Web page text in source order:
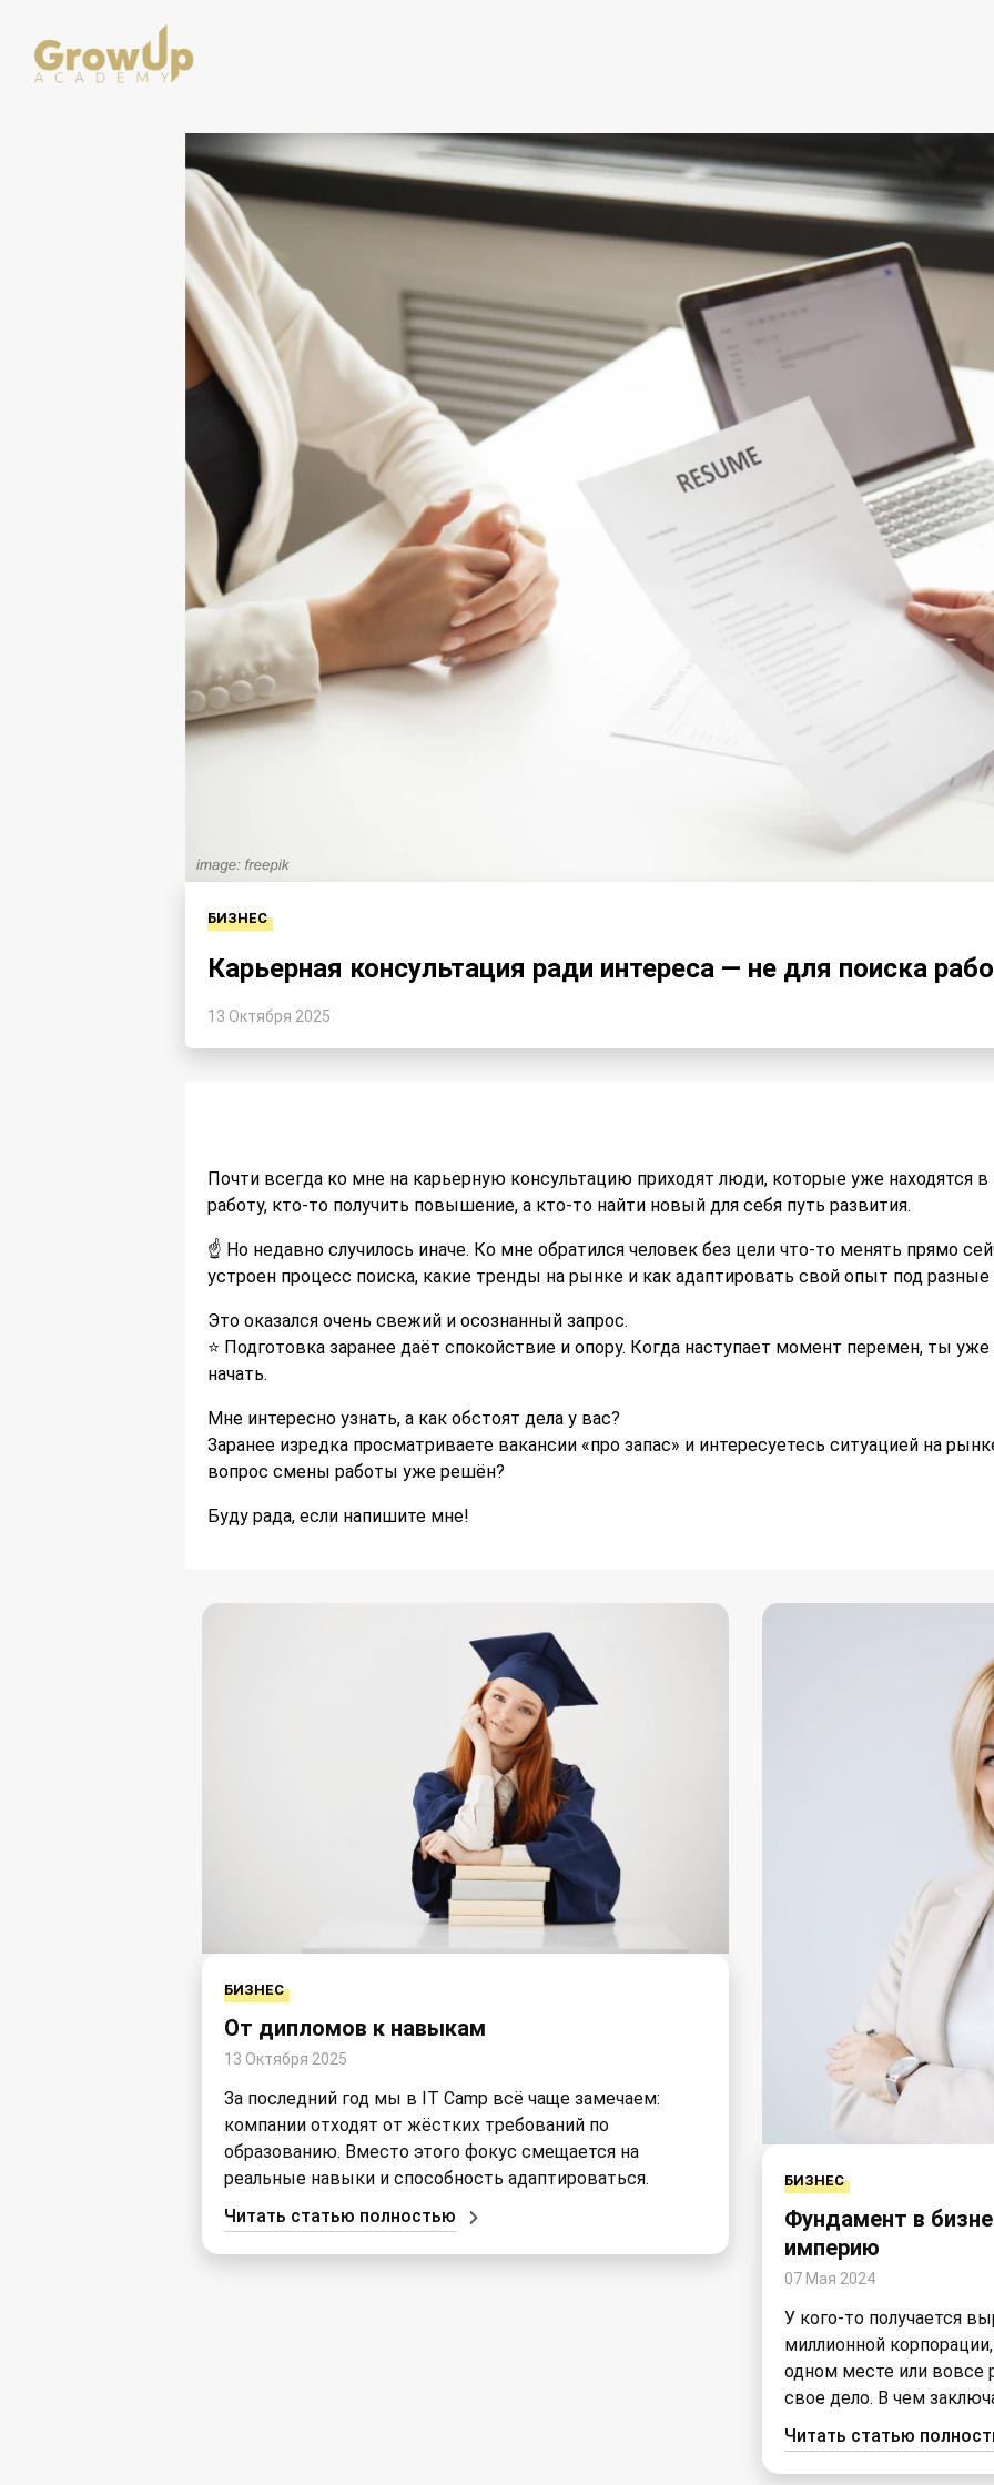
БИЗНЕС
Карьерная консультация ради интереса — не для поиска
13 Октября 2025
Почти всегда ко мне на карьерную консультацию приходят люди, которые уже находятся
работу, кто-то получить повышение, а кто-то найти новый для себя путь развития.
☝️ Но недавно случилось иначе. Ко мне обратился человек без цели что-то менять прямо
устроен процесс поиска, какие тренды на рынке и как адаптировать свой опыт под
Это оказался очень свежий и осознанный запрос.
⭐️ Подготовка заранее даёт спокойствие и опору. Когда наступает момент перемен, ты
начать.
Мне интересно узнать, а как обстоят дела у вас?
Заранее изредка просматриваете вакансии «про запас» и интересуетесь ситуацией на
вопрос смены работы уже решён?
Буду рада, если напишите мне!
БИЗНЕС
От дипломов к навыкам
13 Октября 2025
За последний год мы в IT Camp всё чаще замечаем:
компании отходят от жёстких требований по
образованию. Вместо этого фокус смещается на
реальные навыки и способность адаптироваться.
Читать статью полностью
БИЗНЕС
Фундамент в
империю
07 Мая 2024
У кого-то получается
миллионной
одном месте или вовсе
свое дело. В чем
Читать статью